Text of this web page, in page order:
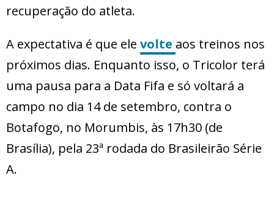
recuperação do atleta.
A expectativa é que ele volte aos treinos nos
próximos dias. Enquanto isso, o Tricolor terá
uma pausa para a Data Fifa e só voltará a
campo no dia 14 de setembro, contra o
Botafogo, no Morumbis, às 17h30 (de
Brasília), pela 23ª rodada do Brasileirão Série
A.